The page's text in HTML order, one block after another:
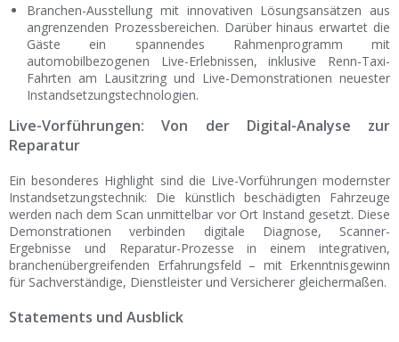
Branchen-Ausstellung mit innovativen Lösungsansätzen aus
angrenzenden Prozessbereichen. Darüber hinaus erwartet die
Gäste ein spannendes Rahmenprogramm mit
automobilbezogenen Live-Erlebnissen, inklusive Renn-Taxi-
Fahrten am Lausitzring und Live-Demonstrationen neuester
Instandsetzungstechnologien.
Live-Vorführungen: Von der Digital-Analyse zur
Reparatur
Ein besonderes Highlight sind die Live-Vorführungen modernster
Instandsetzungstechnik: Die künstlich beschädigten Fahrzeuge
werden nach dem Scan unmittelbar vor Ort Instand gesetzt. Diese
Demonstrationen verbinden digitale Diagnose, Scanner-
Ergebnisse und Reparatur-Prozesse in einem integrativen,
branchenübergreifenden Erfahrungsfeld – mit Erkenntnisgewinn
für Sachverständige, Dienstleister und Versicherer gleichermaßen.
Statements und Ausblick